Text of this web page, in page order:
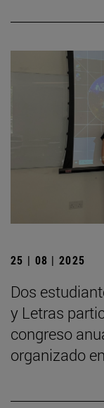
25 | 08 | 2025
Dos
y Letras
congreso
organizado